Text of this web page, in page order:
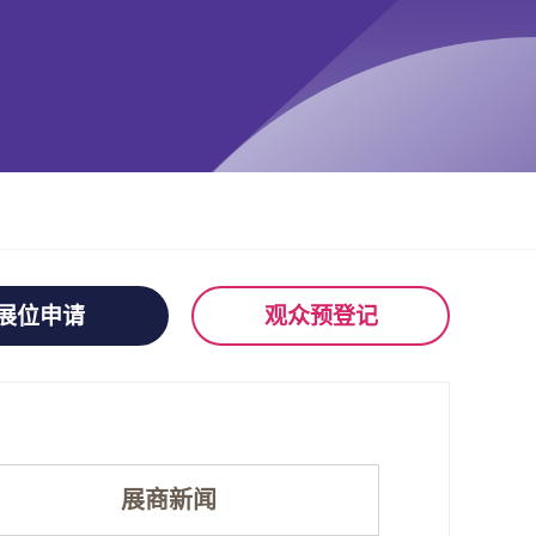
位申请 观众预登记
展商新闻